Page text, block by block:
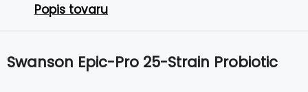
Popis tovaru
Swanson Epic-Pro 25-Strain Probiotic